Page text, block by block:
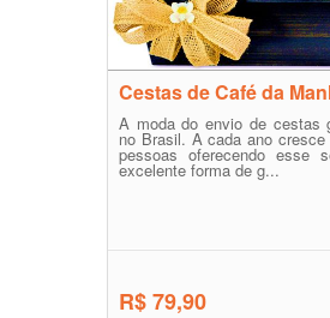
Cestas de Café da
A moda do envio de cestas
no Brasil. A cada ano cresce
pessoas oferecendo esse
excelente forma de g...
R$ 79,90